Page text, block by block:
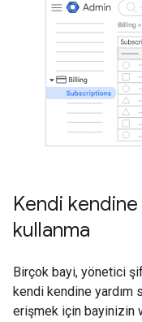
Kendi
kullanma
Birçok bayi, yönetici
kendi kendine yardım
erişmek için bayinizin